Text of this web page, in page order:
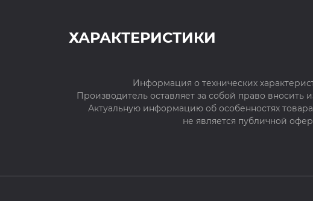
ХАРАКТЕРИСТИКИ
Информация о технических
Производитель оставляет за собой право
Актуальную информацию об особенностях
не является публичной